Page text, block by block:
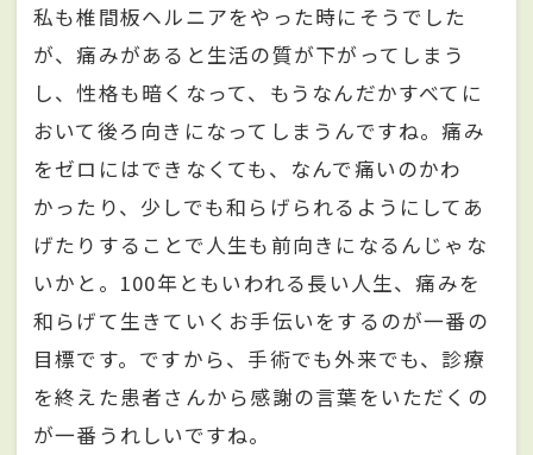
私も椎間板ヘルニアをやった時にそうでした
が、痛みがあると生活の質が下がってしまう
し、性格も暗くなって、もうなんだかすべてに
おいて後ろ向きになってしまうんですね。痛み
をゼロにはできなくても、なんで痛いのかわ
かったり、少しでも和らげられるようにしてあ
げたりすることで人生も前向きになるんじゃな
いかと。100年ともいわれる長い人生、痛みを
和らげて生きていくお手伝いをするのが一番の
目標です。ですから、手術でも外来でも、診療
を終えた患者さんから感謝の言葉をいただくの
が一番うれしいですね。